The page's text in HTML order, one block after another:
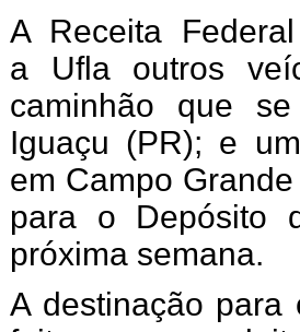
A Receita
a Ufla outros
caminhão que
Iguaçu (PR); e
em Campo
para o Depósito
próxima semana.
A destinação para